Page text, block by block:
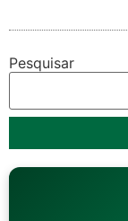
Pesquisar